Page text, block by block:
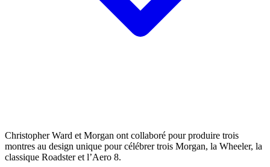
Christopher Ward et Morgan ont collaboré pour produire trois
montres au design unique pour célébrer trois Morgan, la Wheeler, la
classique Roadster et l’Aero 8.